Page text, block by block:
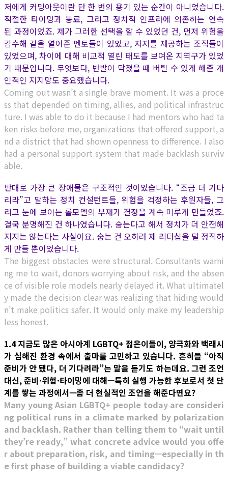
저에게 커밍아웃이란 단 한 번의 용기 있는 순간이 아니었습니다.
적절한 타이밍과 동료, 그리고 정치적 인프라에 의존하는 연속
된 과정이었죠. 제가 그러한 선택을 할 수 있었던 건, 먼저 위험을
감수해 길을 열어준 멘토들이 있었고, 지지를 제공하는 조직들이
있었으며, 차이에 대해 비교적 열린 태도를 보여온 지역구가 있었
기 때문입니다. 무엇보다, 반발이 닥쳤을 때 버틸 수 있게 해준 개
인적인 지지망도 중요했습니다.
Coming out wasn’t a single brave moment. It was a proce
ss that depended on timing, allies, and political infrastruc
ture. I was able to do it because I had mentors who had ta
ken risks before me, organizations that offered support, a
nd a district that had shown openness to difference. I also
had a personal support system that made backlash surviv
able.
반대로 가장 큰 장애물은 구조적인 것이었습니다. “조금 더 기다
리라”고 말하는 정치 컨설턴트들, 위험을 걱정하는 후원자들, 그
리고 눈에 보이는 롤모델의 부재가 결정을 계속 미루게 만들었죠.
결국 분명해진 건 하나였습니다. 숨는다고 해서 정치가 더 안전해
지지는 않는다는 사실이요. 숨는 건 오히려 제 리더십을 덜 정직하
게 만들 뿐이었습니다.
The biggest obstacles were structural. Consultants warni
ng me to wait, donors worrying about risk, and the absen
ce of visible role models nearly delayed it. What ultimatel
y made the decision clear was realizing that hiding would
n’t make politics safer. It would only make my leadership
less honest.
1.4 지금도 많은 아시아계 LGBTQ+ 젊은이들이, 양극화와 백래시
가 심해진 환경 속에서 출마를 고민하고 있습니다. 흔히들 “아직
준비가 안 됐다, 더 기다려라”는 말을 듣기도 하는데요. 그런 조언
대신, 준비·위험·타이밍에 대해—특히 실행 가능한 후보로서 첫 단
계를 쌓는 과정에서—좀 더 현실적인 조언을 해준다면요?
Many young Asian LGBTQ+ people today are consideri
ng political runs in a climate marked by polarization
and backlash. Rather than telling them to “wait until
they’re ready,” what concrete advice would you offe
r about preparation, risk, and timing—especially in th
e first phase of building a viable candidacy?